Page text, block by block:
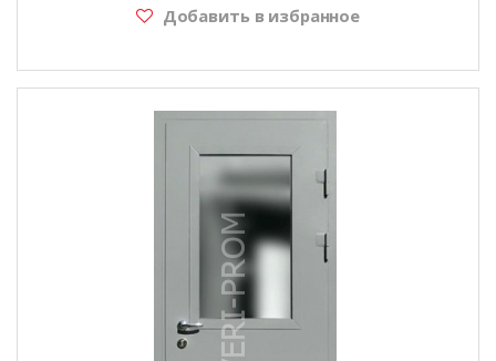
Добавить в избранное